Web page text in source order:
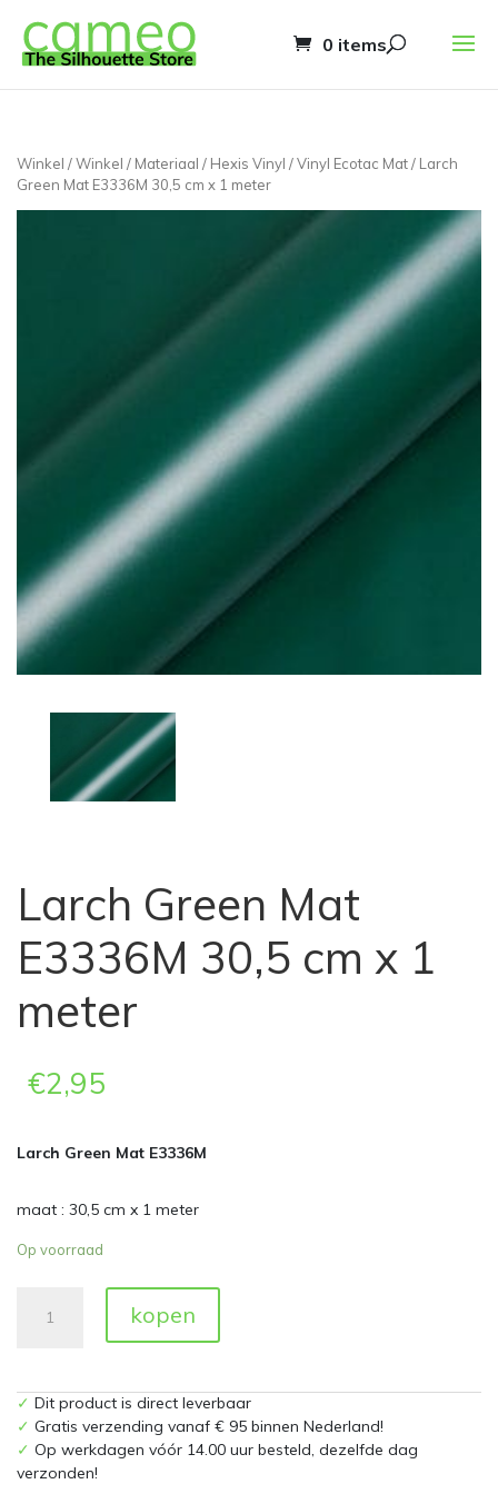
0 items
Winkel /Winkel / Materiaal / Hexis Vinyl /Vinyl Ecotac Mat/ Larch
Green Mat E3336M 30,5 cm x 1 meter
Larch Green Mat
E3336M 30,5 cm x 1
meter
€2,95
Larch Green Mat E3336M
maat : 30,5 cm x 1 meter
Op voorraad
Green
30,5
cm
meter
kopen
✓ Dit product is direct leverbaar
✓ Gratis verzending vanaf € 95 binnen Nederland!
✓ Op werkdagen vóór 14.00 uur besteld, dezelfde dag
verzonden!